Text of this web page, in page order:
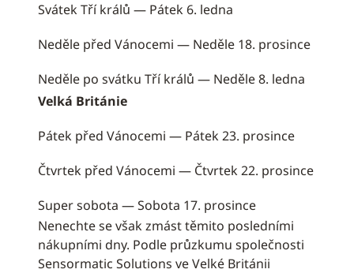
Svátek Tří králů — Pátek 6. ledna
Neděle před Vánocemi — Neděle 18. prosince
Neděle po svátku Tří králů — Neděle 8. ledna
Velká Británie
Pátek před Vánocemi — Pátek 23. prosince
Čtvrtek před Vánocemi — Čtvrtek 22. prosince
Super sobota — Sobota 17. prosince
Nenechte se však zmást těmito posledními
nákupními dny. Podle průzkumu společnosti
Sensormatic Solutions ve Velké Británii